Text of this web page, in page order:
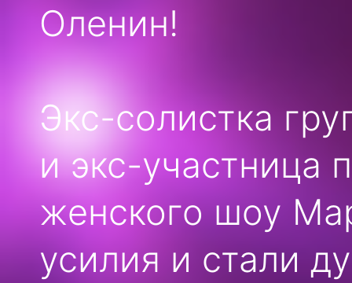
Оленин!
Экс-солистка
и экс-участница
женского шоу
усилия и стали